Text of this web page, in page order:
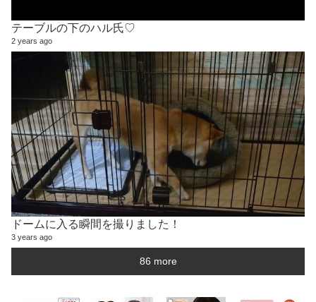
テーブルの下のハル氏♡
2 years ago
ドームに入る瞬間を撮りました！
3 years ago
86 more